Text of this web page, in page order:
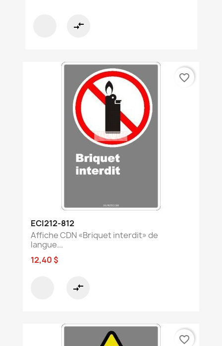
compare_arrows
ECI212-812
Affiche CDN «Briquet interdit» de
langue...
12,40 $
compare_arrows
favorite_border
favorite_border